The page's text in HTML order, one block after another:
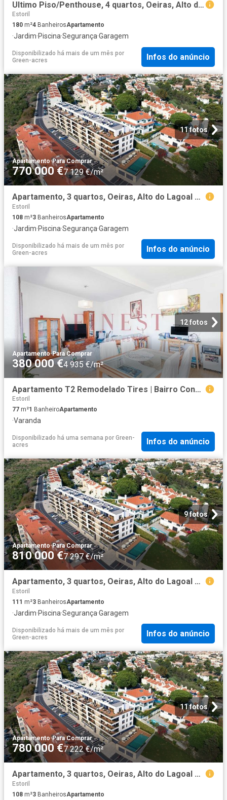
Ultimo Piso/Penthouse, 4 quartos, Oeiras, Alto do Lagoal 180m² Paco de Arcos
Estoril
180 m²4 BanheirosApartamento
·Jardim·Piscina·Segurança·Garagem
Disponibilizado há mais de um mês por
Green-acres
Infos do anúncio
11 fotos
Apartamento·Para Comprar
770 000 €7 129 €/m²
Apartamento, 3 quartos, Oeiras, Alto do Lagoal 108m² Paco de Arcos
Estoril
108 m²3 BanheirosApartamento
·Jardim·Piscina·Segurança·Garagem
Disponibilizado há mais de um mês por
Green-acres
Infos do anúncio
12 fotos
Apartamento·Para Comprar
380 000 €4 935 €/m²
Apartamento T2 Remodelado Tires | Bairro Conde De Monte Real 77m² São Domingos De Rana
Estoril
77 m²1 BanheiroApartamento
·Varanda
Disponibilizado há uma semana por Green-
acres
Infos do anúncio
9 fotos
Apartamento·Para Comprar
810 000 €7 297 €/m²
Apartamento, 3 quartos, Oeiras, Alto do Lagoal 111m² Paco de Arcos
Estoril
111 m²3 BanheirosApartamento
·Jardim·Piscina·Segurança·Garagem
Disponibilizado há mais de um mês por
Green-acres
Infos do anúncio
11 fotos
Apartamento·Para Comprar
780 000 €7 222 €/m²
Apartamento, 3 quartos, Oeiras, Alto do Lagoal 108m² Paco de Arcos
Estoril
108 m²3 BanheirosApartamento